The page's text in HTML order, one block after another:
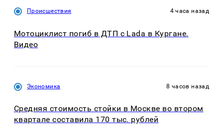
Происшествия 4 часа назад
Мотоциклист погиб в ДТП с Lada в Кургане.
Видео
Экономика 8 часов назад
Средняя стоимость стойки в Москве во втором
квартале составила 170 тыс. рублей